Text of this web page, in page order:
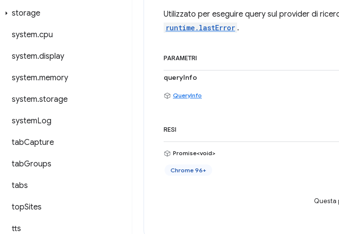
storage
system.cpu
system.display
system.memory
system.storage
systemLog
tabCapture
tabGroups
tabs
topSites
tts
Utilizzato per eseguire query sul provider di
runtime.lastError .
PARAMETRI
queryInfo
QueryInfo
RESI
Promise<void>
Chrome 96+
Questa